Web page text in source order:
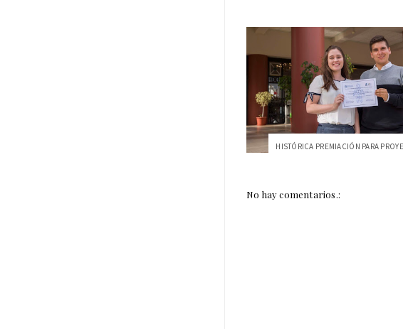
No hay comentarios.: